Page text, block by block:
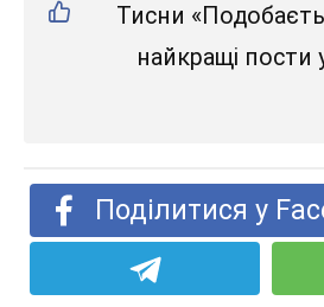
Тисни
найкращі пости
Поділитися у